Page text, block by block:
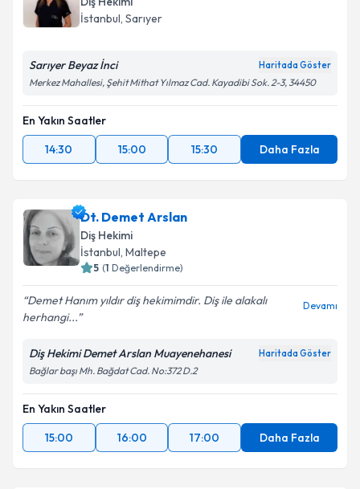
İstanbul, Sarıyer
Sarıyer Beyaz İnci Haritada Göster
Merkez Mahallesi, Şehit Mithat Yılmaz Cad. Kayadibi Sok. 2-3, 34450
En Yakın Saatler
14:30
15:00 15:30 Daha Fazla
Dt. Demet Arslan
Diş Hekimi
İstanbul, Maltepe
5 (1 Değerlendirme)
Demet Hanım yıldır diş hekimimdir. Diş ile alakalı
herhangi...
Devamı
Diş Hekimi Demet Arslan Muayenehanesi Haritada Göster
Bağlar başı Mh. Bağdat Cad. No:372 D.2
En Yakın Saatler
15:00
16:00 17:00 Daha Fazla